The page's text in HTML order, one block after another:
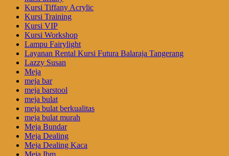
Kursi Tiffany Acrylic
Kursi Training
Kursi VIP
Kursi Workshop
Lampu Fairylight
Layanan Rental Kursi Futura Balaraja Tangerang
Lazzy Susan
Meja
meja bar
meja barstool
meja bulat
meja bulat berkualitas
meja bulat murah
Meja Bundar
Meja Dealing
Meja Dealing Kaca
Meja Ibm